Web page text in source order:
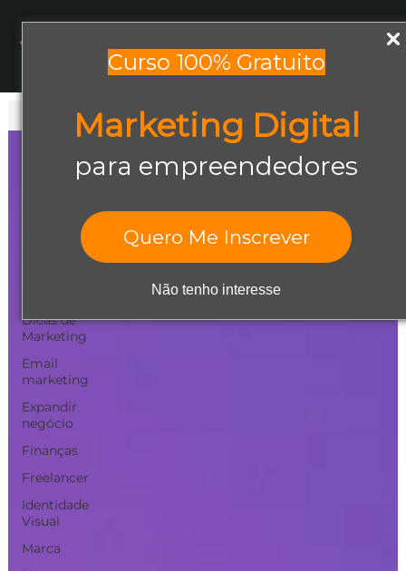
Curso 100% Gratuito
Marketing Digital
para empreendedores
Quero Me Inscrever
Não tenho interesse
Abrir negócio
Design Gráfico
Dicas de
Marketing
Email
marketing
Expandir
negócio
Finanças
Freelancer
Identidade
Visual
Marca
Todos os posts